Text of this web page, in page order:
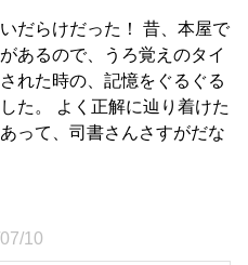
だらけだった！ 昔、本屋で
あるので、うろ覚えのタイ
れた時の、記憶をぐるぐる
た。 よく正解に辿り着けた
って、司書さんさすがだな
10